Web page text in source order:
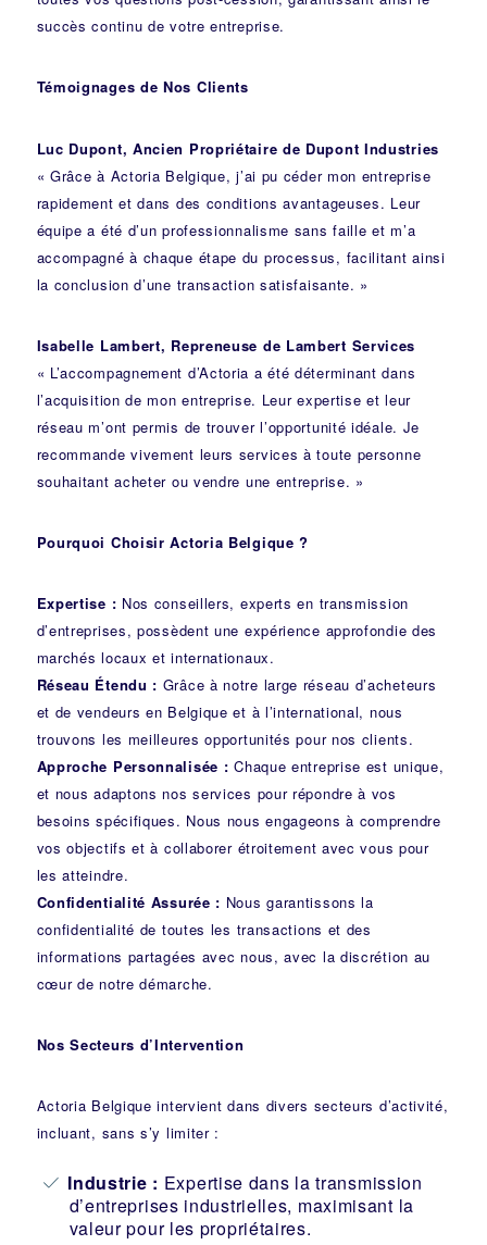
succès continu de votre entreprise.
Témoignages de Nos Clients
Luc Dupont, Ancien Propriétaire de Dupont Industries
« Grâce à Actoria Belgique, j’ai pu céder mon entreprise
rapidement et dans des conditions avantageuses. Leur
équipe a été d’un professionnalisme sans faille et m’a
accompagné à chaque étape du processus, facilitant ainsi
la conclusion d’une transaction satisfaisante. »
Isabelle Lambert, Repreneuse de Lambert Services
« L’accompagnement d’Actoria a été déterminant dans
l’acquisition de mon entreprise. Leur expertise et leur
réseau m’ont permis de trouver l’opportunité idéale. Je
recommande vivement leurs services à toute personne
souhaitant acheter ou vendre une entreprise. »
Pourquoi Choisir Actoria Belgique ?
Expertise : Nos conseillers, experts en transmission
d’entreprises, possèdent une expérience approfondie des
marchés locaux et internationaux.
Réseau Étendu : Grâce à notre large réseau d’acheteurs
et de vendeurs en Belgique et à l’international, nous
trouvons les meilleures opportunités pour nos clients.
Approche Personnalisée : Chaque entreprise est unique,
et nous adaptons nos services pour répondre à vos
besoins spécifiques. Nous nous engageons à comprendre
vos objectifs et à collaborer étroitement avec vous pour
les atteindre.
Confidentialité Assurée : Nous garantissons la
confidentialité de toutes les transactions et des
informations partagées avec nous, avec la discrétion au
cœur de notre démarche.
Nos Secteurs d’Intervention
Actoria Belgique intervient dans divers secteurs d’activité,
incluant, sans s’y limiter :
Industrie : Expertise dans la transmission
d’entreprises industrielles, maximisant la
valeur pour les propriétaires.